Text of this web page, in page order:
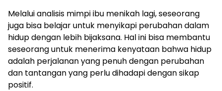
Melalui analisis mimpi ibu menikah lagi, seseorang
juga bisa belajar untuk menyikapi perubahan dalam
hidup dengan lebih bijaksana. Hal ini bisa membantu
seseorang untuk menerima kenyataan bahwa hidup
adalah perjalanan yang penuh dengan perubahan
dan tantangan yang perlu dihadapi dengan sikap
positif.